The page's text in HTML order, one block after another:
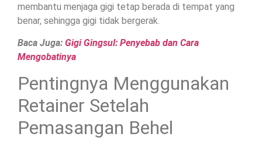
membantu menjaga gigi tetap berada di tempat yang
benar, sehingga gigi tidak bergerak.
Baca Juga: Gigi Gingsul: Penyebab dan Cara
Mengobatinya
Pentingnya Menggunakan
Retainer Setelah
Pemasangan Behel